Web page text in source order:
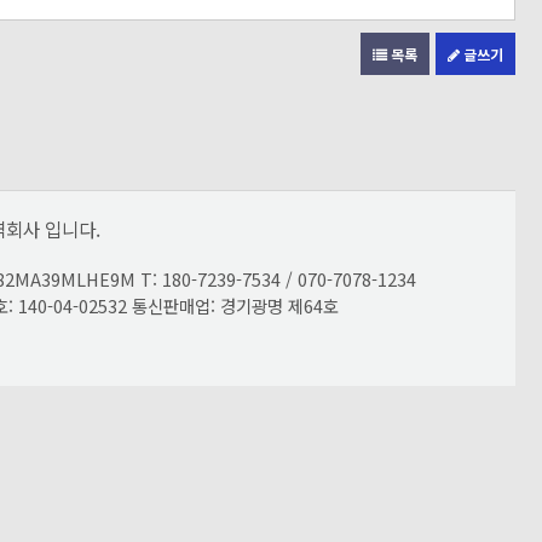
목록 글쓰기
사 입니다.
T: 180-7239-7534 / 070-7078-1234
140-04-02532 통신판매업: 경기광명 제64호